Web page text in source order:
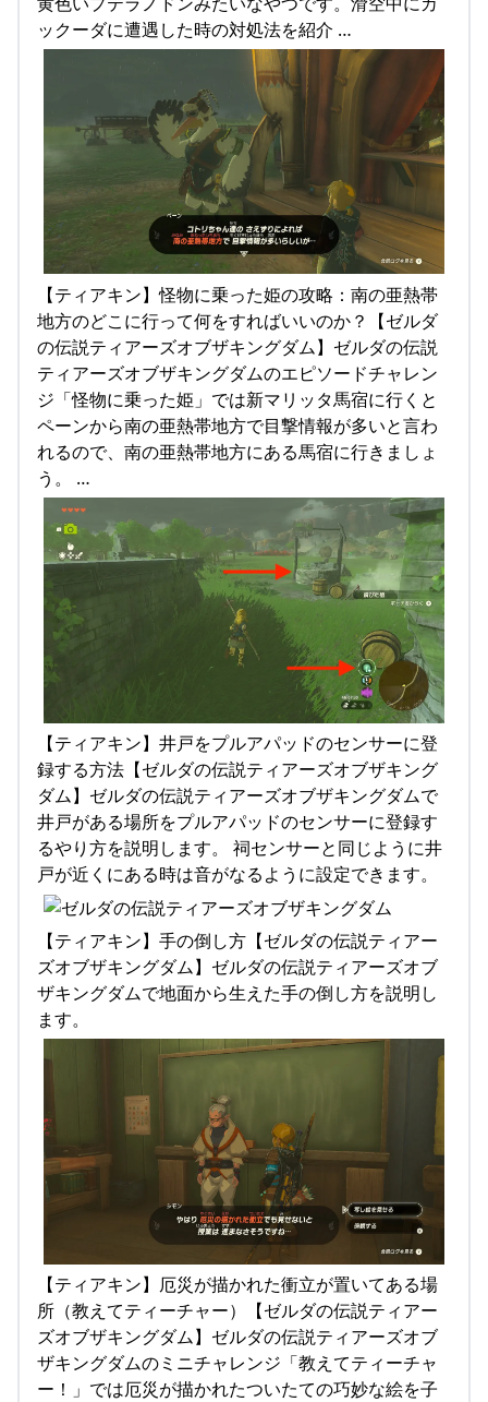
ックーダに遭遇した時の対処法を紹介 …
【ティアキン】怪物に乗った姫の攻略：南の亜熱帯
地方のどこに行って何をすればいいのか？【ゼルダ
の伝説ティアーズオブザキングダム】ゼルダの伝説
ティアーズオブザキングダムのエピソードチャレン
ジ「怪物に乗った姫」では新マリッタ馬宿に行くと
ペーンから南の亜熱帯地方で目撃情報が多いと言わ
れるので、南の亜熱帯地方にある馬宿に行きましょ
う。 …
【ティアキン】井戸をプルアパッドのセンサーに登
録する方法【ゼルダの伝説ティアーズオブザキング
ダム】ゼルダの伝説ティアーズオブザキングダムで
井戸がある場所をプルアパッドのセンサーに登録す
るやり方を説明します。 祠センサーと同じように井
戸が近くにある時は音がなるように設定できます。
【ティアキン】手の倒し方【ゼルダの伝説ティアー
ズオブザキングダム】ゼルダの伝説ティアーズオブ
ザキングダムで地面から生えた手の倒し方を説明し
ます。
【ティアキン】厄災が描かれた衝立が置いてある場
所（教えてティーチャー）【ゼルダの伝説ティアー
ズオブザキングダム】ゼルダの伝説ティアーズオブ
ザキングダムのミニチャレンジ「教えてティーチャ
ー！」では厄災が描かれたついたての巧妙な絵を子